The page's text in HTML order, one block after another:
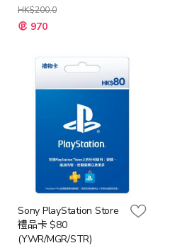
HK$200.0
970
Sony PlayStation Store
禮品卡 $80
(YWR/MGR/STR)